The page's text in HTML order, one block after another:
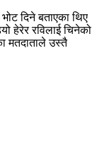
दिने बताएका थिए
हेरेर रविलाई चिनेको
मतदाताले उस्तै